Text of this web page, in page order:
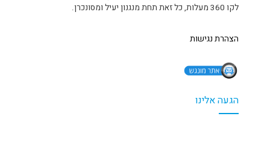
הגעה אלינו
לקו 360 מעלות, כל זאת תחת מנגנון יעיל ומסונכרן.
הצהרת נגישות